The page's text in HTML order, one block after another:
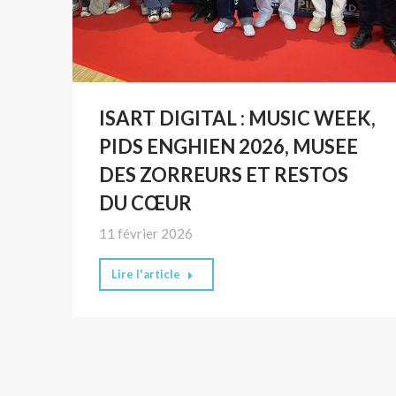
ISART DIGITAL : MUSIC WEEK,
PIDS ENGHIEN 2026, MUSEE
DES ZORREURS ET RESTOS
DU CŒUR
11 février 2026
Lire l'article